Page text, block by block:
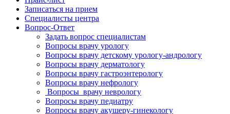
Записаться на прием
Специалисты центра
Вопрос-Ответ
Задать вопрос специалистам
Вопросы врачу урологу
Вопросы врачу детскому урологу-андрологу
Вопросы врачу дерматологу
Вопросы врачу гастроэнтерологу
Вопросы врачу нефрологу
Вопросы врачу неврологу
Вопросы врачу педиатру
Вопросы врачу акушеру-гинекологу